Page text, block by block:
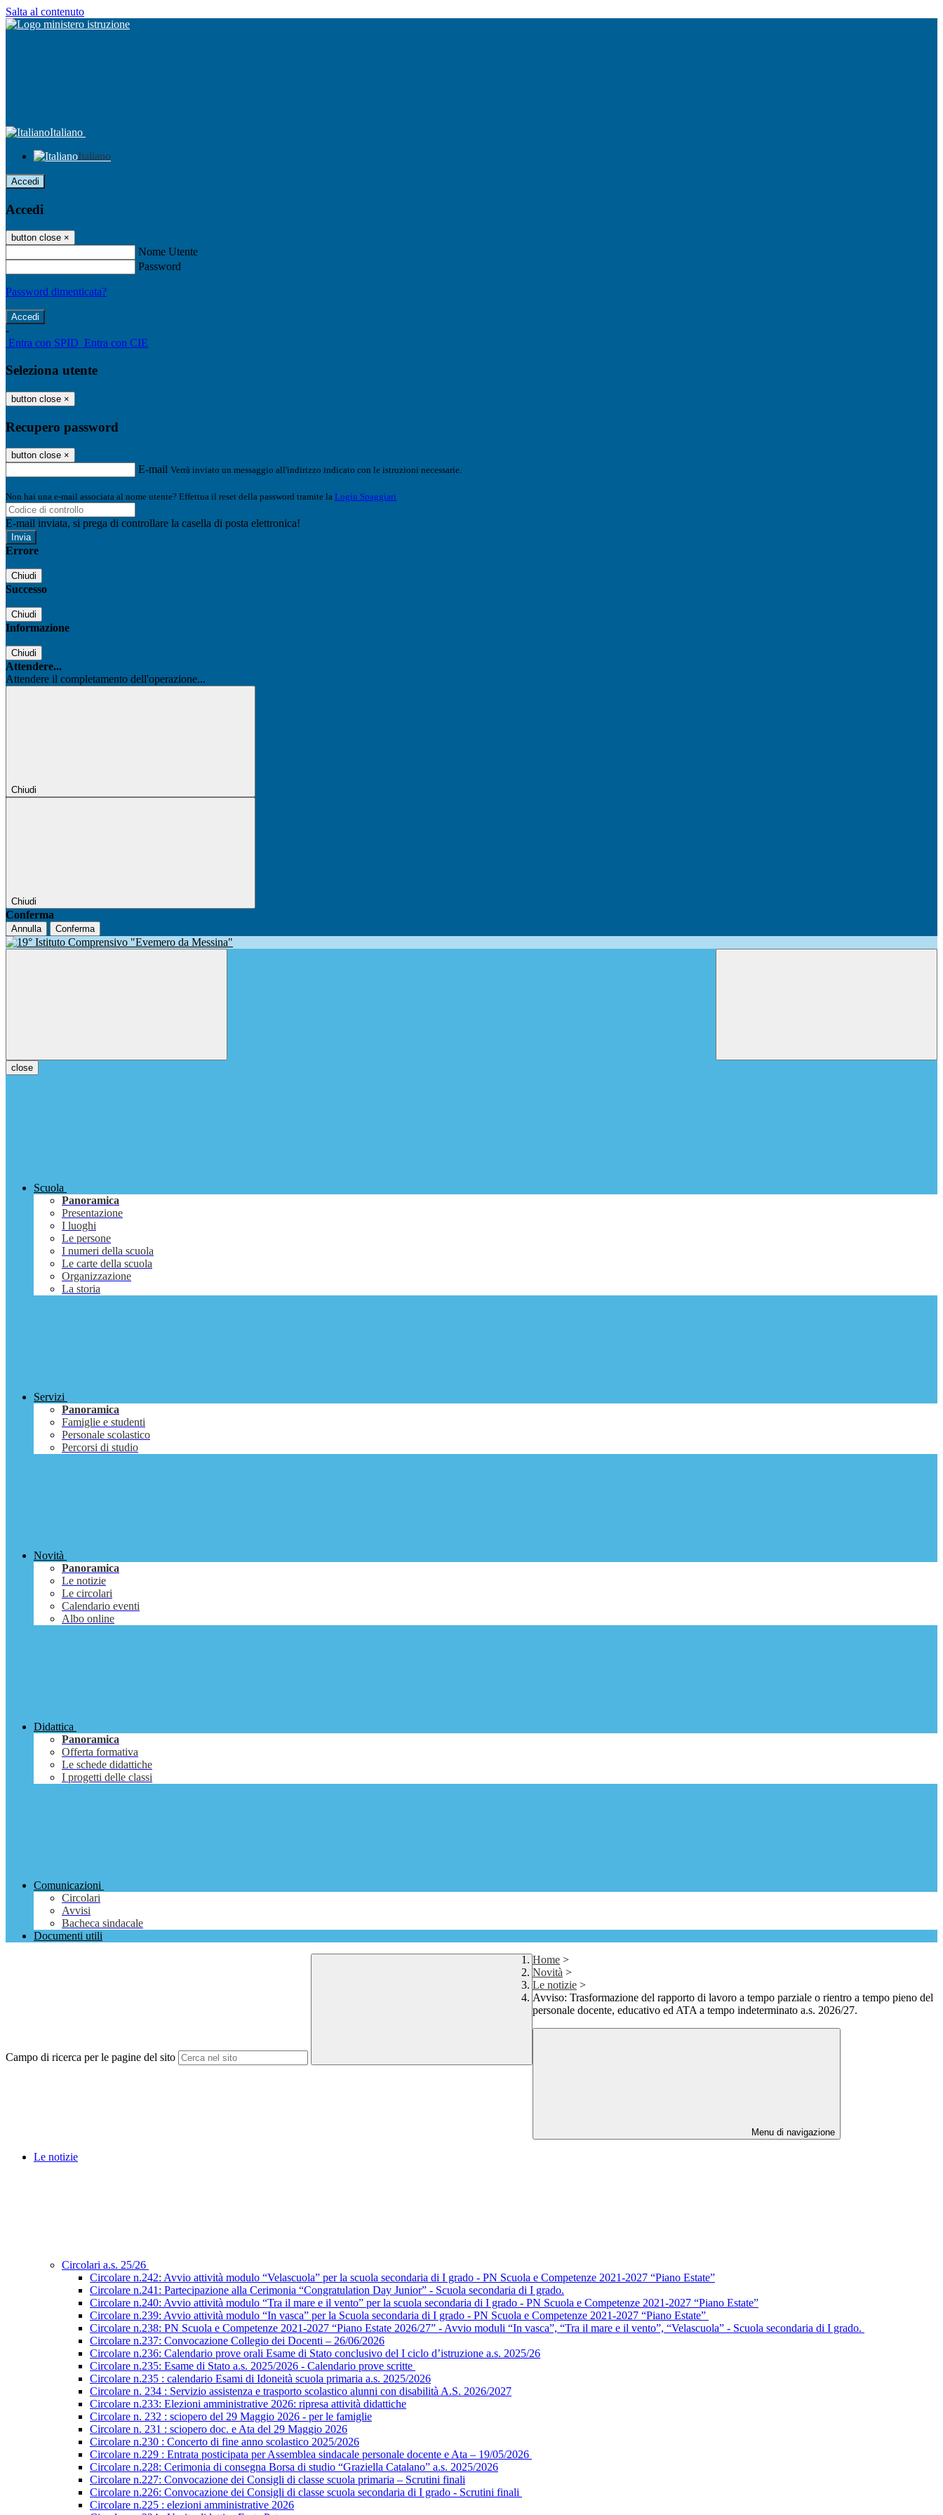
Salta al contenuto
Italiano
Italiano
Accedi
Accedi
button close ×
Nome Utente
Password
Password dimenticata?
-
Entra con SPID Entra con CIE
Seleziona utente
button close ×
Recupero password
button close ×
E-mail Verrà inviato un messaggio all'indirizzo indicato con le istruzioni necessarie.
Non hai una e-mail associata al nome utente? Effettua il reset della password tramite la Login Spaggiari
E-mail inviata, si prega di controllare la casella di posta elettronica!
Errore
Chiudi
Successo
Chiudi
Informazione
Chiudi
Attendere...
Attendere il completamento dell'operazione...
Chiudi
Chiudi
Conferma
Annulla Conferma
close
Scuola
Panoramica
Presentazione
I luoghi
Le persone
I numeri della scuola
Le carte della scuola
Organizzazione
La storia
Servizi
Panoramica
Famiglie e studenti
Personale scolastico
Percorsi di studio
Novità
Panoramica
Le notizie
Le circolari
Calendario eventi
Albo online
Didattica
Panoramica
Offerta formativa
Le schede didattiche
I progetti delle classi
Comunicazioni
Circolari
Avvisi
Bacheca sindacale
Documenti utili
Campo di ricerca per le pagine del sito
Home >
Novità >
Le notizie >
Avviso: Trasformazione del rapporto di lavoro a tempo parziale o rientro a tempo pieno del
personale docente, educativo ed ATA a tempo indeterminato a.s. 2026/27.
Menu di navigazione
Le notizie
Circolari a.s. 25/26
Circolare n.242: Avvio attività modulo “Velascuola” per la scuola secondaria di I grado - PN Scuola e Competenze 2021-2027 “Piano Estate”
Circolare n.241: Partecipazione alla Cerimonia “Congratulation Day Junior” - Scuola secondaria di I grado.
Circolare n.240: Avvio attività modulo “Tra il mare e il vento” per la scuola secondaria di I grado - PN Scuola e Competenze 2021-2027 “Piano Estate”
Circolare n.239: Avvio attività modulo “In vasca” per la Scuola secondaria di I grado - PN Scuola e Competenze 2021-2027 “Piano Estate”
Circolare n.238: PN Scuola e Competenze 2021-2027 “Piano Estate 2026/27” - Avvio moduli “In vasca”, “Tra il mare e il vento”, “Velascuola” - Scuola secondaria di I grado.
Circolare n.237: Convocazione Collegio dei Docenti – 26/06/2026
Circolare n.236: Calendario prove orali Esame di Stato conclusivo del I ciclo d’istruzione a.s. 2025/26
Circolare n.235: Esame di Stato a.s. 2025/2026 - Calendario prove scritte
Circolare n.235 : calendario Esami di Idoneità scuola primaria a.s. 2025/2026
Circolare n. 234 : Servizio assistenza e trasporto scolastico alunni con disabilità A.S. 2026/2027
Circolare n.233: Elezioni amministrative 2026: ripresa attività didattiche
Circolare n. 232 : sciopero del 29 Maggio 2026 - per le famiglie
Circolare n. 231 : sciopero doc. e Ata del 29 Maggio 2026
Circolare n.230 : Concerto di fine anno scolastico 2025/2026
Circolare n.229 : Entrata posticipata per Assemblea sindacale personale docente e Ata – 19/05/2026
Circolare n.228: Cerimonia di consegna Borsa di studio “Graziella Catalano” a.s. 2025/2026
Circolare n.227: Convocazione dei Consigli di classe scuola primaria – Scrutini finali
Circolare n.226: Convocazione dei Consigli di classe scuola secondaria di I grado - Scrutini finali
Circolare n.225 : elezioni amministrative 2026